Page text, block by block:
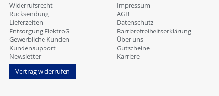
Widerrufsrecht
Rücksendung
Lieferzeiten
Entsorgung ElektroG
Gewerbliche Kunden
Kundensupport
Newsletter
Vertrag widerrufen
Impressum
AGB
Datenschutz
Barrierefreiheitserklärung
Über uns
Gutscheine
Karriere